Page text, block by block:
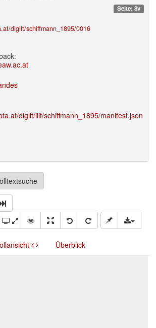
Seite: 8v
diglit/schiffmann_1895/0016
diglit/iiif/schiffmann_1895/manifest.json
Überblick